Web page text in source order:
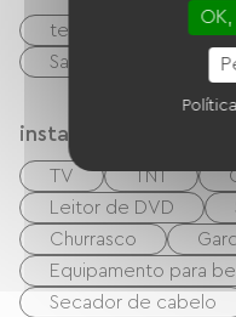
terraço
Sala de estar/Sala de
instalações
TV TNT
Leitor de DVD
Churrasco
Equipamento para
Secador de cabelo